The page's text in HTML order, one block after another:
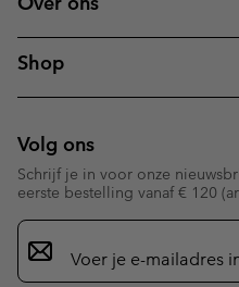
Shop
Volg ons
Schrijf je in voor onze
eerste bestelling vanaf € 120
Aanmelden
voor
e-